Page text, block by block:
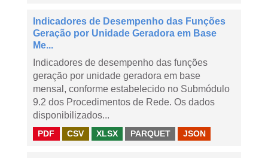
Indicadores de Desempenho das Funções
Geração por Unidade Geradora em Base
Me...
Indicadores de desempenho das funções
geração por unidade geradora em base
mensal, conforme estabelecido no Submódulo
9.2 dos Procedimentos de Rede. Os dados
disponibilizados...
PDF CSV XLSX PARQUET JSON